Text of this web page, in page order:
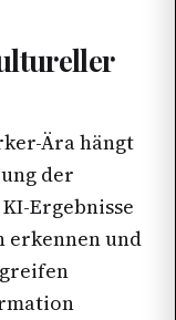
Ära hängt
der
Ergebnisse
erkennen und